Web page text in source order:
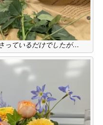
っているだけでしたが…